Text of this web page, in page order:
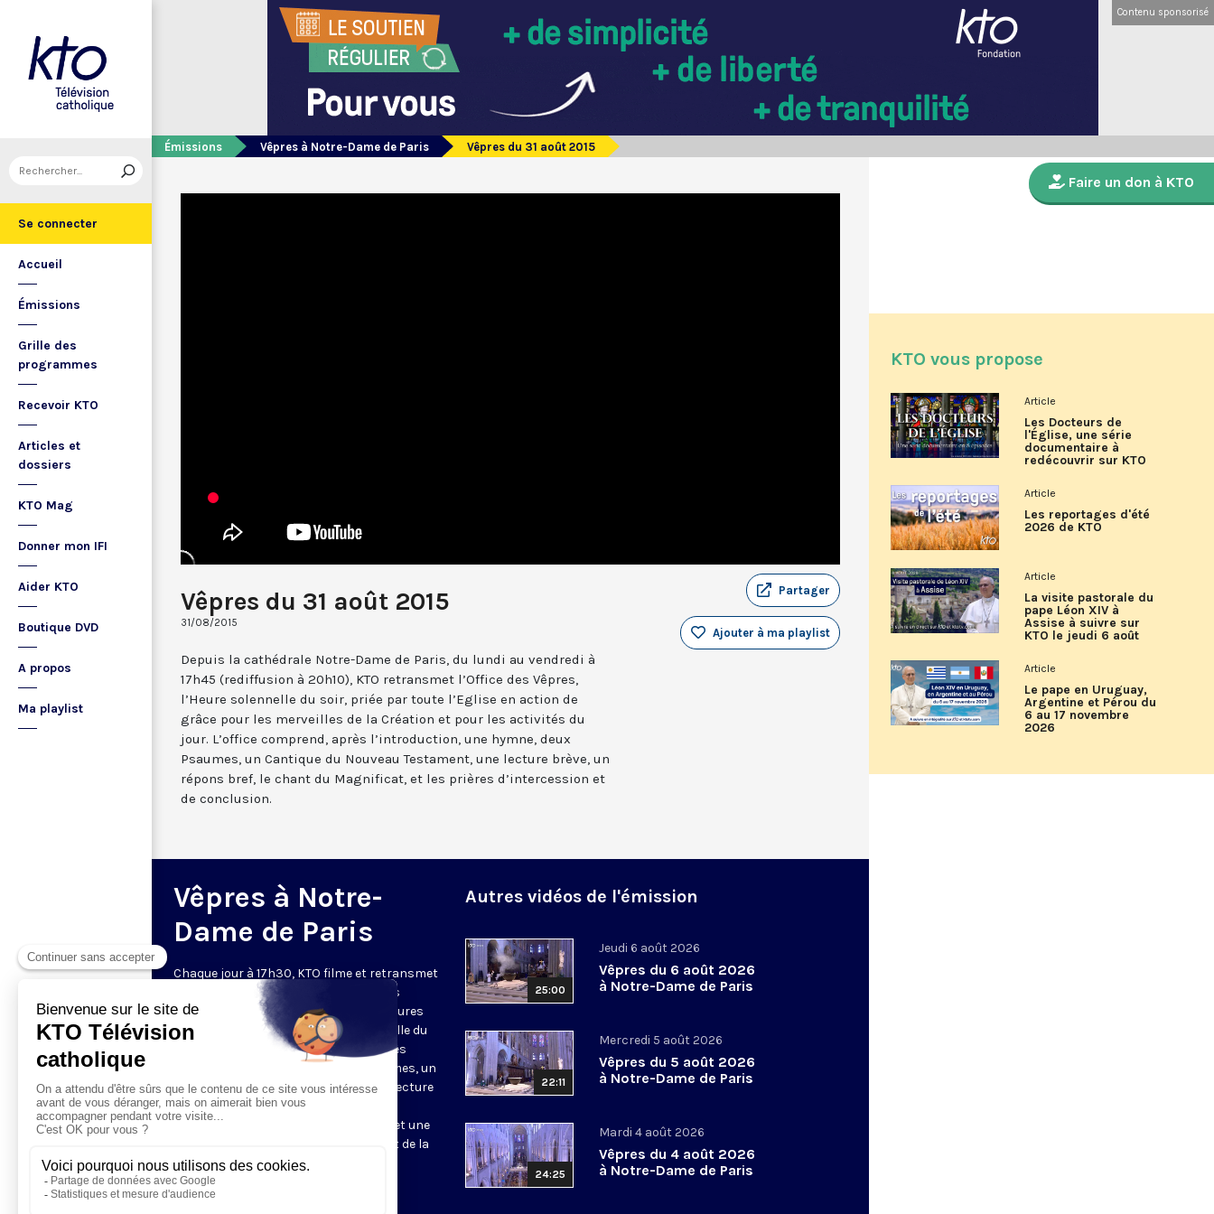
Se connecter
Accueil
Émissions
Grille des
programmes
Recevoir KTO
Articles et
dossiers
KTO Mag
Donner mon IFI
Aider KTO
Boutique DVD
A propos
Ma playlist
Contenu sponsorisé
Émissions Vêpres à Notre-Dame de Paris Vêpres du 31 août 2015
Vêpres du 31 août 2015
31/08/2015
Partager
Ajouter à ma playlist
Depuis la cathédrale Notre-Dame de Paris, du lundi au vendredi à
17h45 (rediffusion à 20h10), KTO retransmet l’Office des Vêpres,
l’Heure solennelle du soir, priée par toute l’Eglise en action de
grâce pour les merveilles de la Création et pour les activités du
jour. L’office comprend, après l’introduction, une hymne, deux
Psaumes, un Cantique du Nouveau Testament, une lecture brève, un
répons bref, le chant du Magnificat, et les prières d’intercession et
de conclusion.
Vêpres à Notre-
Dame de Paris
Chaque jour à 17h30, KTO filme et retransmet
les Vêpres depuis Notre-Dame de Paris
rouverte. Les Vêpres font partie des Heures
de l’Office divin, c’est la prière solennelle du
soir. L’office de Vêpres comprend, après
l’introduction, une hymne, deux Psaumes, un
Cantique du Nouveau Testament, une lecture
brève, le chant d’actions de grâces du
Magnificat, les prières d’intercession et une
brève oraison. Les textes des Vêpres et de la
messe sont presque toujours ceux
qu’indiquent le site
Autres vidéos de l'émission
25:00
Jeudi 6 août 2026
Vêpres du 6 août 2026
à Notre-Dame de Paris
22:11
Mercredi 5 août 2026
Vêpres du 5 août 2026
à Notre-Dame de Paris
24:25
Mardi 4 août 2026
Vêpres du 4 août 2026
à Notre-Dame de Paris
Faire un don à KTO
KTO vous propose
Article
Les Docteurs de
l'Église, une série
documentaire à
redécouvrir sur KTO
Article
Les reportages d'été
2026 de KTO
Article
La visite pastorale du
pape Léon XIV à
Assise à suivre sur
KTO le jeudi 6 août
Article
Le pape en Uruguay,
Argentine et Pérou du
6 au 17 novembre
2026